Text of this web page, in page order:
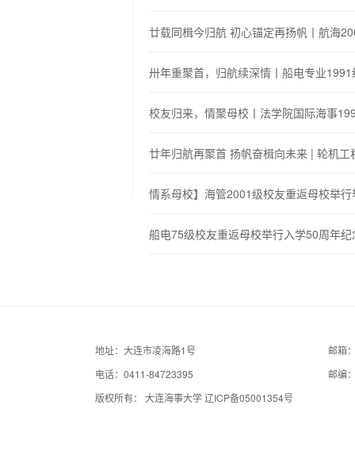
廿载同楫今归航 初心锚定再扬帆丨航海
卅年重聚首，归航续深情丨船电专业
校友归来，情聚母校丨法学院国际海事
廿年归航再聚首 扬帆奋楫向未来 | 轮机
情系母校】海管2001级校友重返母校举
船电75级校友重返母校举行入学50周年纪
地址：大连市凌海路1号
邮箱
电话：0411-84723395
邮编
版权所有： 大连海事大学 辽ICP备05001354号